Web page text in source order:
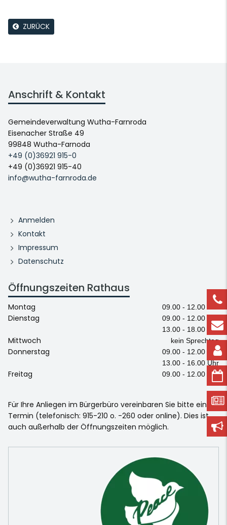
ZURÜCK
Anschrift & Kontakt
Gemeindeverwaltung Wutha-Farnroda
Eisenacher Straße 49
99848 Wutha-Farnoda
+49 (0)36921 915-0
+49 (0)36921 915-40
info@wutha-farnroda.de
Anmelden
Kontakt
Impressum
Datenschutz
Öffnungszeiten Rathaus
Montag 09.00 - 12.00 Uhr
Dienstag
09.00 - 12.00 Uhr
13.00 - 18.00 Uhr
Mittwoch kein Sprechtag
Donnerstag
09.00 - 12.00 Uhr
13.00 - 16.00 Uhr
Freitag 09.00 - 12.00 Uhr
Für Ihre Anliegen im Bürgerbüro vereinbaren Sie bitte einen
Termin (telefonisch: 915-210 o. -260 oder online). Dies ist
auch außerhalb der Öffnungszeiten möglich.